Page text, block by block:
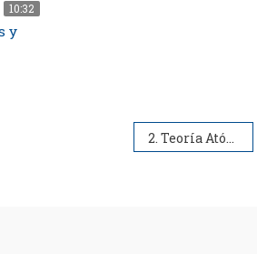
10:32
y
2. Teoría Atómica de Dalton